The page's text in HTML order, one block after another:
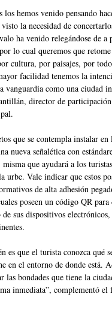
los hemos venido pensando
visto la necesidad de
ha venido relegándose de a
lo cual queremos que
cultura, por paisajes, por
facilidad tenemos la
vanguardia como una ciudad
director de
que se contempla instalar en
nueva señalética con
que ayudará a los
urbe. Vale indicar que estos
de alta adhesión
poseen un código QR para
sus dispositivos electrónicos,
es que el turista conozca qué
en el entorno de donde está.
las bondades que tiene la
inmediata”, complementó el